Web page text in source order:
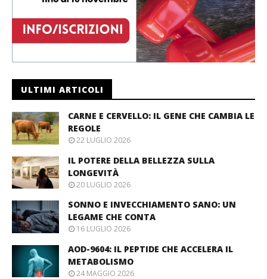
ULTIMI ARTICOLI
CARNE E CERVELLO: IL GENE CHE CAMBIA LE
REGOLE
22 LUGLIO 2026
IL POTERE DELLA BELLEZZA SULLA
LONGEVITÀ
20 LUGLIO 2026
SONNO E INVECCHIAMENTO SANO: UN
LEGAME CHE CONTA
16 LUGLIO 2026
AOD-9604: IL PEPTIDE CHE ACCELERA IL
METABOLISMO
24 MAGGIO 2026